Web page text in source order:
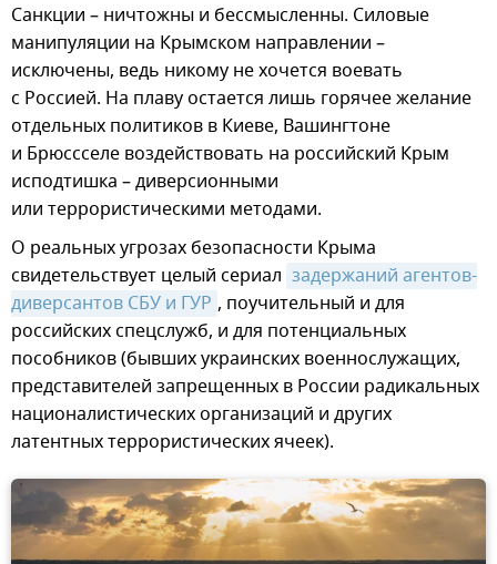
Санкции – ничтожны и бессмысленны. Силовые
манипуляции на Крымском направлении –
исключены, ведь никому не хочется воевать
с Россией. На плаву остается лишь горячее желание
отдельных политиков в Киеве, Вашингтоне
и Брюссселе воздействовать на российский Крым
исподтишка – диверсионными
или террористическими методами.
О реальных угрозах безопасности Крыма
свидетельствует целый сериал задержаний агентов-
диверсантов СБУ и ГУР , поучительный и для
российских спецслужб, и для потенциальных
пособников (бывших украинских военнослужащих,
представителей запрещенных в России радикальных
националистических организаций и других
латентных террористических ячеек).